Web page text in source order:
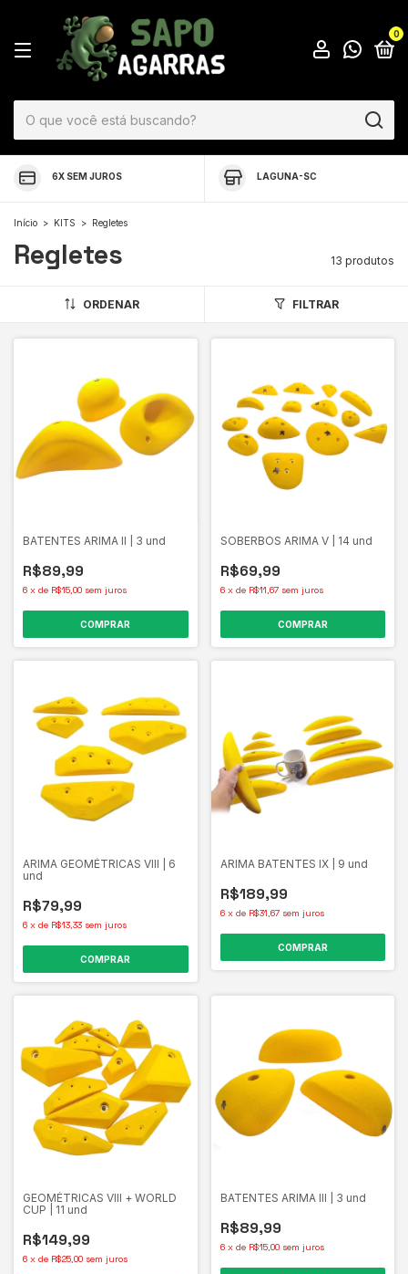
0
6X SEM JUROS LAGUNA-SC
Início > KITS > Regletes
Regletes 13 produtos
ORDENAR FILTRAR
BATENTES ARIMA ll | 3 und
R$89,99
6 x de R$15,00 sem juros
COMPRAR
SOBERBOS ARIMA V | 14 und
R$69,99
6 x de R$11,67 sem juros
COMPRAR
ARIMA GEOMÉTRICAS VIII | 6
und
R$79,99
6 x de R$13,33 sem juros
COMPRAR
ARIMA BATENTES IX | 9 und
R$189,99
6 x de R$31,67 sem juros
COMPRAR
GEOMÉTRICAS VIII + WORLD
CUP | 11 und
R$149,99
6 x de R$25,00 sem juros
BATENTES ARIMA lll | 3 und
R$89,99
6 x de R$15,00 sem juros